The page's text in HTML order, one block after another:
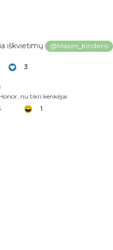
iškvietimų @Maxim_Kinderis
3
nu tikri kenkėjai
1